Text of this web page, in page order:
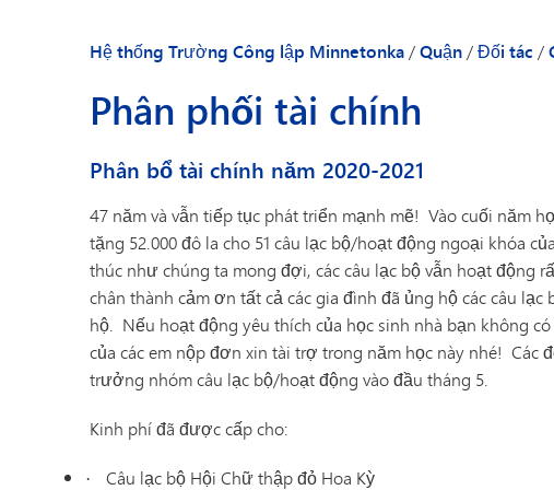
Giao
Hệ thống Trường Công lập Minnetonka/Quận/Đối tác /
Phân phối tài chính
Phân bổ tài chính năm 2020-2021
47 năm và vẫn tiếp tục phát triển mạnh mẽ! Vào cuối năm
tặng 52.000 đô la cho 51 câu lạc bộ/hoạt động ngoại khóa
thúc như chúng ta mong đợi, các câu lạc bộ vẫn hoạt động
chân thành cảm ơn tất cả các gia đình đã ủng hộ các câu
hộ. Nếu hoạt động yêu thích của học sinh nhà bạn không
của các em nộp đơn xin tài trợ trong năm học này nhé! Các
trưởng nhóm câu lạc bộ/hoạt động vào đầu tháng 5.
Kinh phí đã được cấp cho:
· Câu lạc bộ Hội Chữ thập đỏ Hoa Kỳ